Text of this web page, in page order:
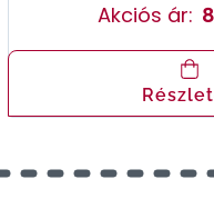
Akciós ár: